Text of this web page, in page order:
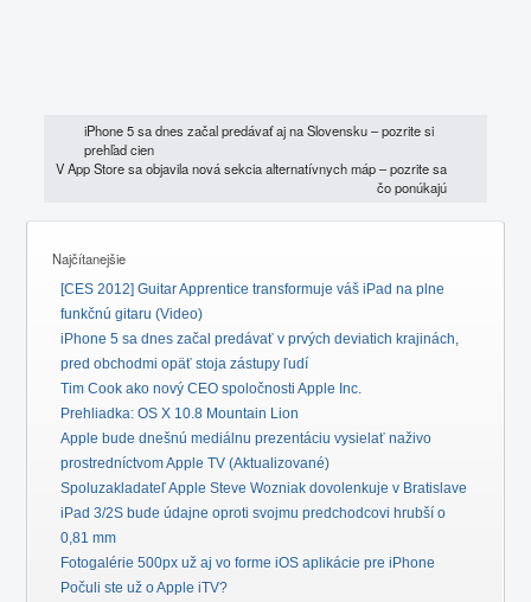
iPhone 5 sa dnes začal predávať aj na Slovensku – pozrite si
prehľad cien
V App Store sa objavila nová sekcia alternatívnych máp – pozrite sa
čo ponúkajú
Najčítanejšie
[CES 2012] Guitar Apprentice transformuje váš iPad na plne
funkčnú gitaru (Video)
iPhone 5 sa dnes začal predávať v prvých deviatich krajinách,
pred obchodmi opäť stoja zástupy ľudí
Tim Cook ako nový CEO spoločnosti Apple Inc.
Prehliadka: OS X 10.8 Mountain Lion
Apple bude dnešnú mediálnu prezentáciu vysielať naživo
prostredníctvom Apple TV (Aktualizované)
Spoluzakladateľ Apple Steve Wozniak dovolenkuje v Bratislave
iPad 3/2S bude údajne oproti svojmu predchodcovi hrubší o
0,81 mm
Fotogalérie 500px už aj vo forme iOS aplikácie pre iPhone
Počuli ste už o Apple iTV?